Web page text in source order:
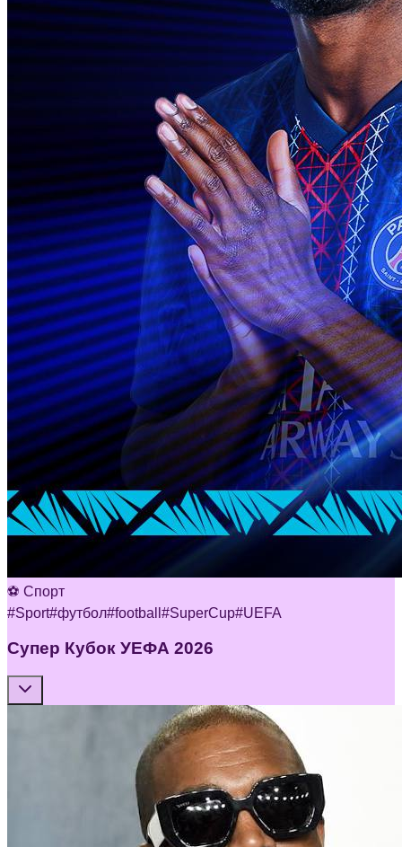
⚽ Спорт
#Sport#футбол#football #SuperCup#UEFA
Супер Кубок УЕФА 2026